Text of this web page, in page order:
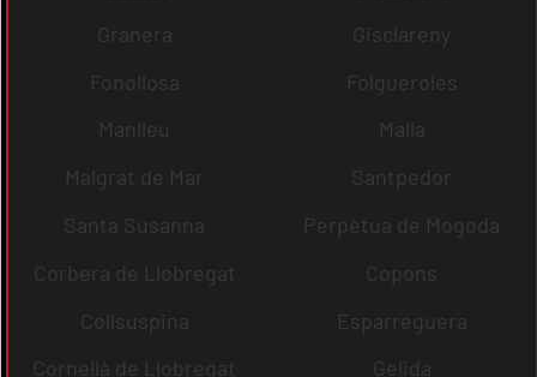
Granera
Gisclareny
Fonollosa
Folgueroles
Manlleu
Malla
Malgrat de Mar
Santpedor
Santa Susanna
Perpètua de Mogoda
Corbera de Llobregat
Copons
Collsuspina
Esparreguera
Cornellà de Llobregat
Gelida